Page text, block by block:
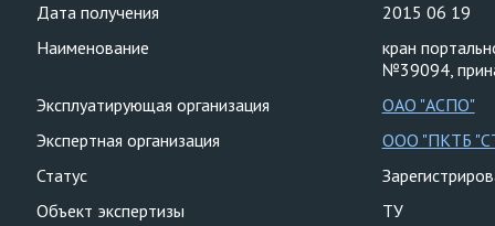
Дата получения
2015 06 19
Наименование
кран
№39094,
Эксплуатирующая организация
ОАО "АСПО"
Экспертная организация
ООО "ПКТБ
Статус
Объект экспертизы
ТУ